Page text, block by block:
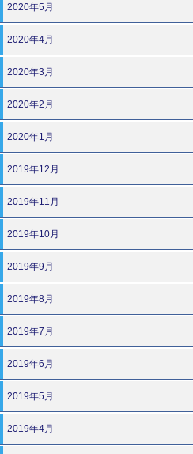
2020年5月
2020年4月
2020年3月
2020年2月
2020年1月
2019年12月
2019年11月
2019年10月
2019年9月
2019年8月
2019年7月
2019年6月
2019年5月
2019年4月